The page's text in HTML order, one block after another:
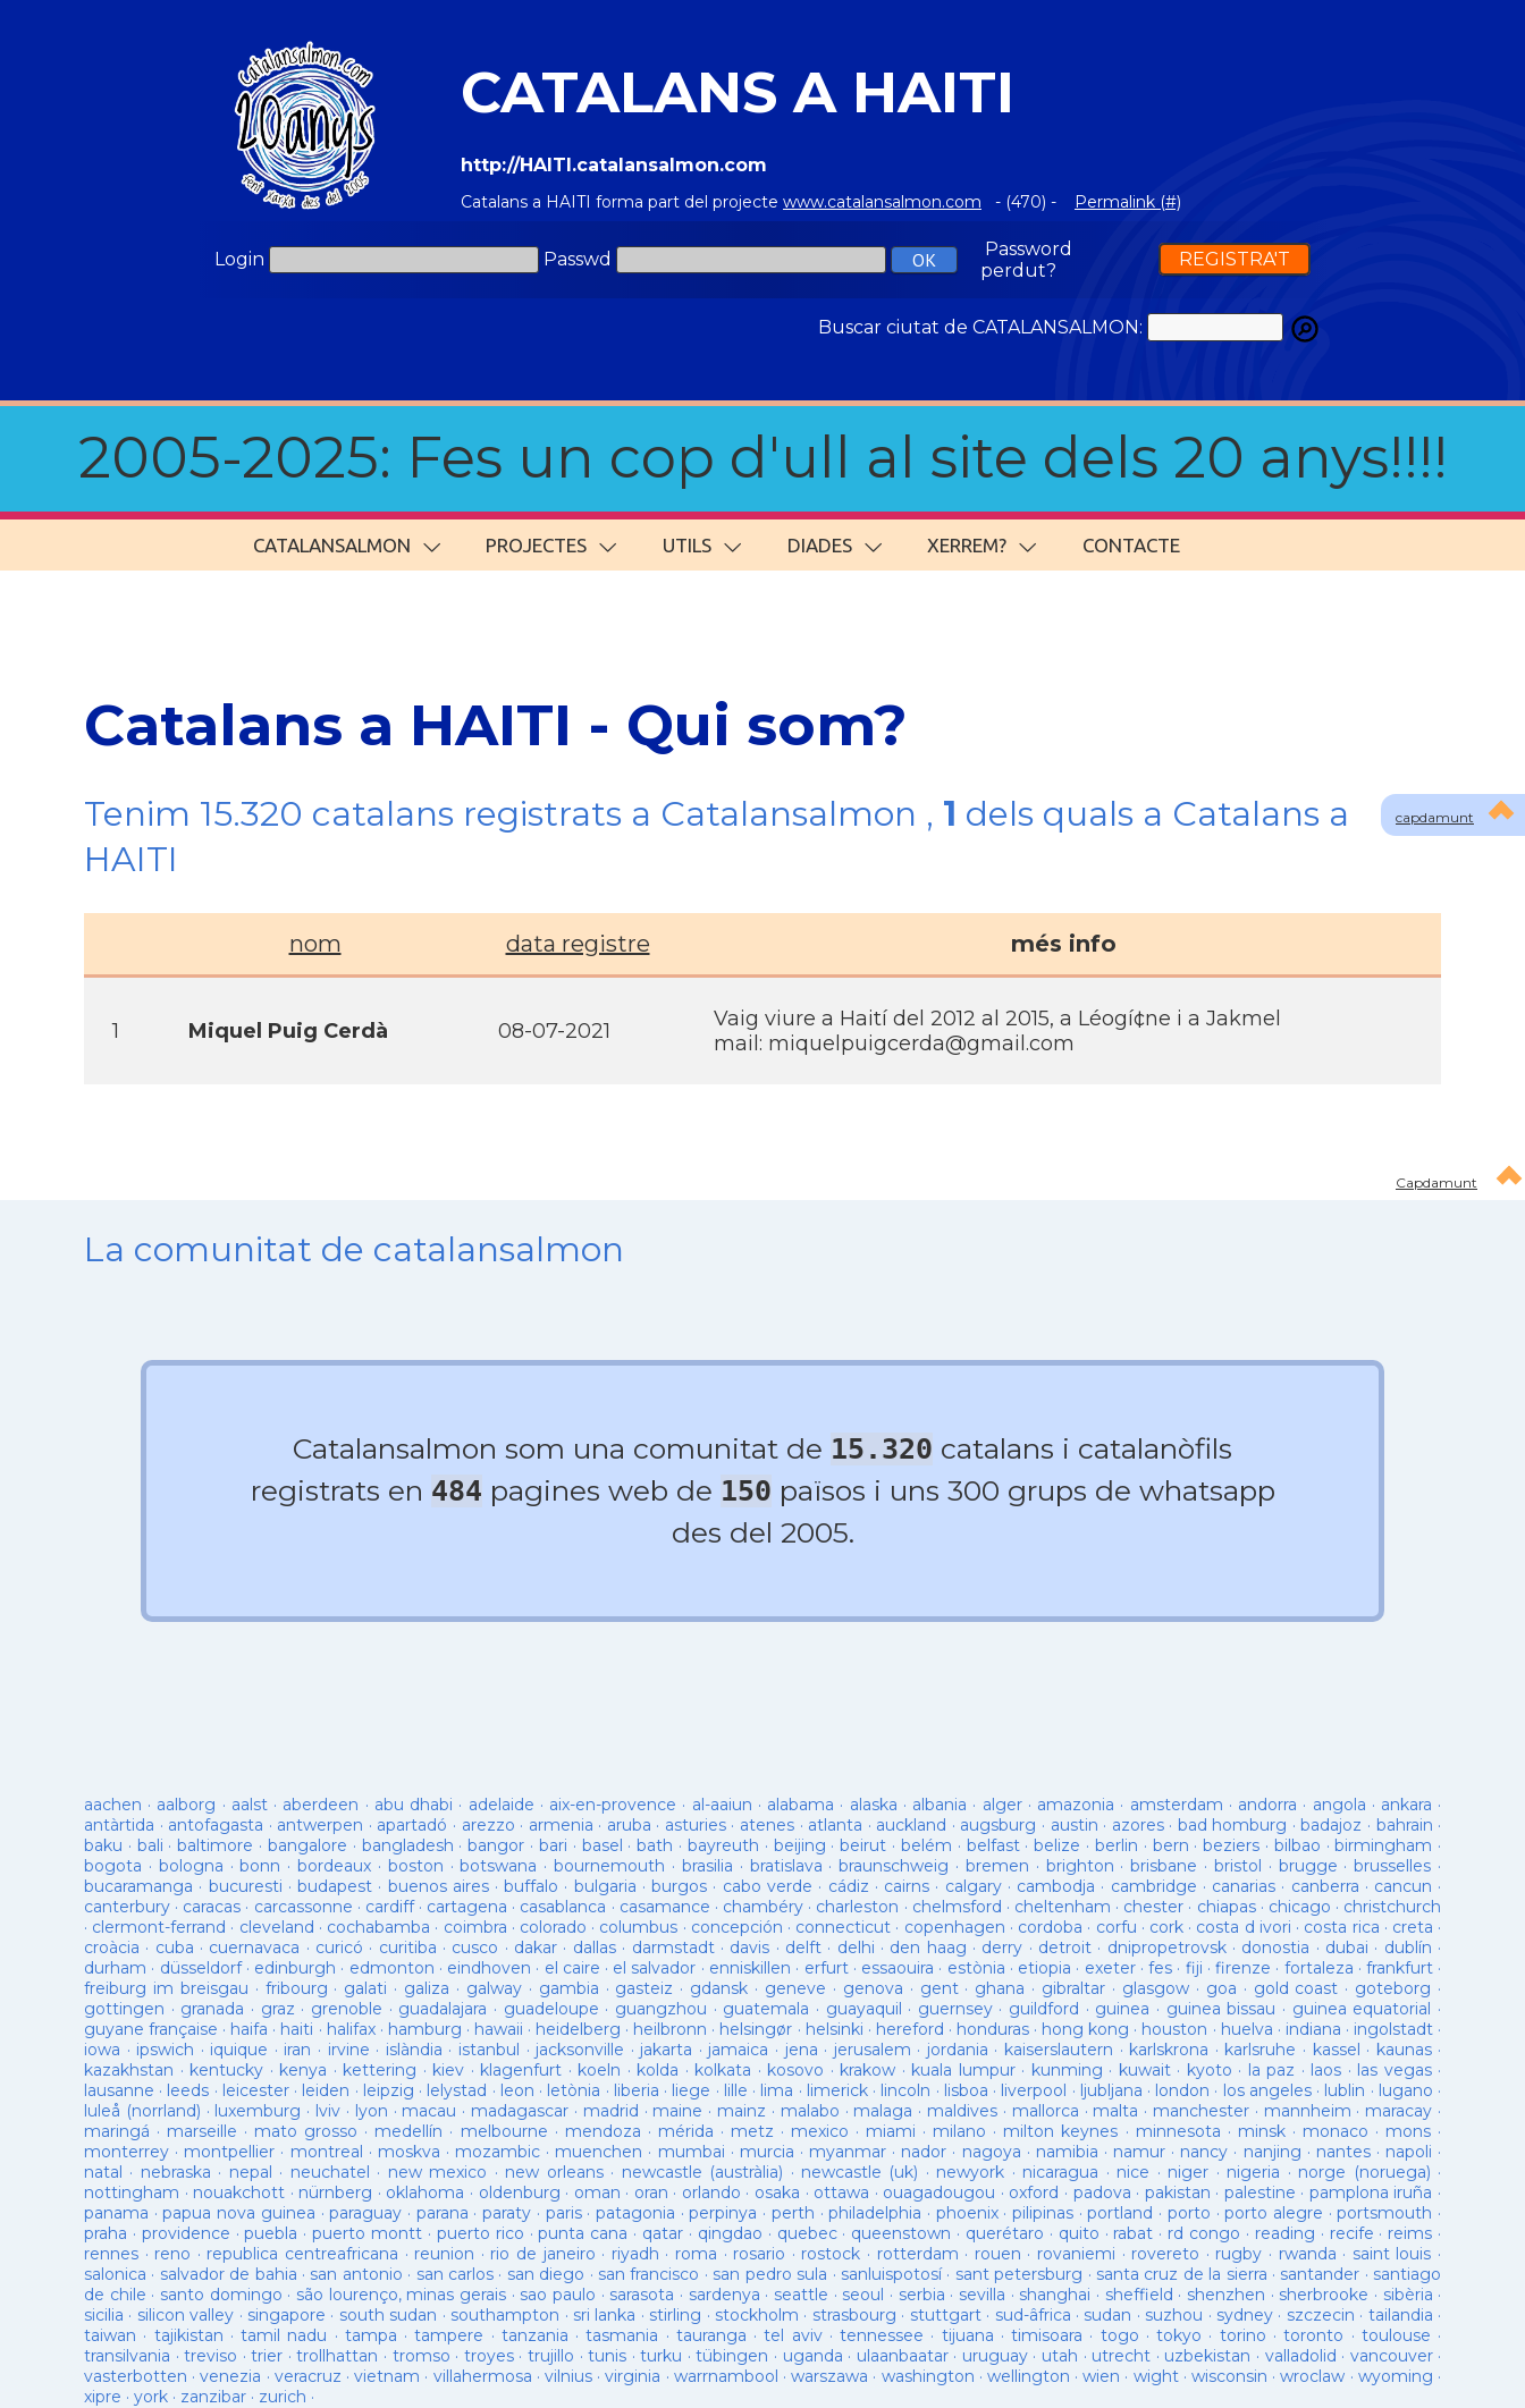
CATALANS A HAITI
http://HAITI.catalansalmon.com
Catalans a HAITI forma part del projecte www.catalansalmon.com - (470) - Permalink (#)
Login Passwd
Password
perdut?
REGISTRA'T
Buscar ciutat de CATALANSALMON:
2005-2025: Fes un cop d'ull al site dels 20 anys!!!!
CATALANSALMON PROJECTES UTILS DIADES XERREM? CONTACTE
capdamunt
Catalans a HAITI - Qui som?
Tenim 15.320 catalans registrats a Catalansalmon , 1 dels quals a Catalans a
HAITI
nom data registre més info
1 Miquel Puig Cerdà 08-07-2021
Vaig viure a Haití­ del 2012 al 2015, a Léogí¢ne i a Jakmel
mail: miquelpuigcerda@gmail.com
Capdamunt
La comunitat de catalansalmon
Catalansalmon som una comunitat de 15.320 catalans i catalanòfils
registrats en 484 pagines web de 150 països i uns 300 grups de whatsapp
des del 2005.
aachen · aalborg · aalst· aberdeen · abu dhabi · adelaide · aix-en-provence · al-aaiun · alabama · alaska · albania · alger· amazonia · amsterdam · andorra · angola · ankara ·
antàrtida · antofagasta · antwerpen · apartadó · arezzo · armenia · aruba · asturies· atenes · atlanta · auckland · augsburg · austin · azores· bad homburg ·badajoz · bahrain ·
baku · bali ·baltimore · bangalore · bangladesh ·bangor · bari · basel ·bath · bayreuth · beijing ·beirut · belém · belfast·belize · berlin · bern ·beziers · bilbao ·birmingham ·
bogota · bologna ·bonn ·bordeaux · boston ·botswana ·bournemouth · brasilia · bratislava ·braunschweig · bremen · brighton ·brisbane · bristol · brugge ·brusselles ·
bucaramanga · bucuresti · budapest · buenos aires·buffalo · bulgaria ·burgos · cabo verde · cádiz · cairns · calgary· cambodja · cambridge · canarias · canberra · cancun ·
canterbury · caracas · carcassonne · cardiff· cartagena · casablanca · casamance · chambéry · charleston · chelmsford · cheltenham · chester · chiapas· chicago · christchurch
· clermont-ferrand · cleveland · cochabamba · coimbra · colorado · columbus · concepción · connecticut · copenhagen · cordoba · corfu · cork · costa d ivori · costa rica · creta ·
croàcia · cuba · cuernavaca · curicó · curitiba · cusco · dakar · dallas· darmstadt· davis · delft· delhi · den haag · derry · detroit· dnipropetrovsk· donostia · dubai · dublín ·
durham · düsseldorf· edinburgh · edmonton · eindhoven · el caire · el salvador · enniskillen · erfurt· essaouira · estònia · etiopia · exeter· fes · fiji · firenze · fortaleza · frankfurt ·
freiburg im breisgau · fribourg · galati · galiza · galway· gambia · gasteiz · gdansk · geneve · genova · gent· ghana · gibraltar · glasgow· goa · gold coast · goteborg ·
gottingen · granada · graz · grenoble · guadalajara · guadeloupe · guangzhou · guatemala · guayaquil · guernsey· guildford · guinea · guinea bissau · guinea equatorial ·
guyane française · haifa · haiti · halifax· hamburg · hawaii · heidelberg · heilbronn · helsingør · helsinki · hereford · honduras· hong kong · houston · huelva · indiana · ingolstadt·
iowa · ipswich · iquique · iran · irvine · islàndia · istanbul · jacksonville · jakarta · jamaica · jena · jerusalem · jordania · kaiserslautern · karlskrona · karlsruhe · kassel · kaunas·
kazakhstan · kentucky · kenya · kettering · kiev · klagenfurt · koeln · kolda · kolkata · kosovo · krakow · kuala lumpur· kunming · kuwait· kyoto · la paz · laos · las vegas·
lausanne · leeds · leicester· leiden · leipzig · lelystad · leon · letònia · liberia · liege · lille · lima · limerick· lincoln · lisboa · liverpool · ljubljana · london · los angeles· lublin · lugano ·
luleå (norrland) · luxemburg · lviv · lyon · macau · madagascar · madrid · maine · mainz · malabo · malaga · maldives · mallorca · malta · manchester · mannheim · maracay ·
maringá · marseille · mato grosso · medellín · melbourne · mendoza · mérida · metz · mexico · miami · milano · milton keynes · minnesota · minsk· monaco · mons ·
monterrey · montpellier · montreal · moskva · mozambic · muenchen · mumbai · murcia · myanmar · nador · nagoya · namibia · namur · nancy · nanjing · nantes· napoli ·
natal · nebraska · nepal · neuchatel · new mexico · new orleans· newcastle (austràlia) · newcastle (uk) · newyork · nicaragua · nice · niger · nigeria · norge (noruega) ·
nottingham · nouakchott · nürnberg · oklahoma · oldenburg · oman · oran · orlando · osaka · ottawa · ouagadougou · oxford · padova · pakistan · palestine · pamplona iruña ·
panama ·papua nova guinea ·paraguay · parana ·paraty · paris· patagonia ·perpinya · perth ·philadelphia · phoenix·pilipinas ·portland · porto ·porto alegre ·portsmouth ·
praha · providence ·puebla ·puerto montt · puerto rico ·punta cana · qatar · qingdao · quebec· queenstown · querétaro · quito · rabat · rd congo · reading · recife · reims ·
rennes · reno · republica centreafricana · reunion · rio de janeiro · riyadh · roma · rosario · rostock · rotterdam · rouen · rovaniemi · rovereto · rugby · rwanda · saint louis ·
salonica · salvador de bahia · san antonio · san carlos · san diego · san francisco · san pedro sula · sanluispotosí· sant petersburg · santa cruz de la sierra · santander · santiago
de chile · santo domingo · são lourenço, minas gerais· sao paulo · sarasota · sardenya · seattle · seoul · serbia · sevilla · shanghai · sheffield · shenzhen · sherbrooke · sibèria ·
sicilia · silicon valley · singapore · south sudan · southampton · sri lanka · stirling · stockholm · strasbourg · stuttgart· sud-âfrica · sudan · suzhou · sydney · szczecin · tailandia ·
taiwan · tajikistan ·tamil nadu · tampa ·tampere · tanzania ·tasmania · tauranga ·tel aviv·tennessee · tijuana ·timisoara · togo ·tokyo · torino ·toronto · toulouse ·
transilvania ·treviso ·trier ·trollhattan · tromso · troyes· trujillo ·tunis ·turku ·tübingen · uganda · ulaanbaatar· uruguay· utah · utrecht · uzbekistan · valladolid · vancouver·
vasterbotten ·venezia · veracruz ·vietnam · villahermosa · vilnius·virginia · warrnambool ·warszawa · washington · wellington ·wien · wight·wisconsin ·wroclaw · wyoming ·
xipre · york · zanzibar · zurich ·